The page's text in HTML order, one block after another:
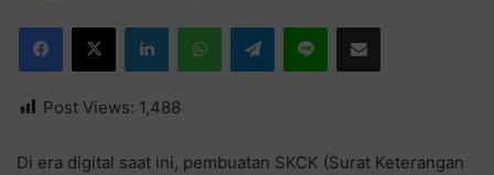
Telegram
Post Views: 1,488
Di era digital saat ini, pembuatan SKCK (Surat Keterangan